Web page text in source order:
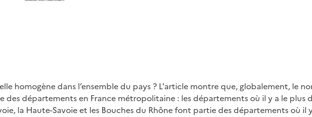
homogène dans l’ensemble du pays ? L'article montre que, globalement, le
des départements en France métropolitaine : les départements où il y a le plus
la Haute-Savoie et les Bouches du Rhône font partie des départements où